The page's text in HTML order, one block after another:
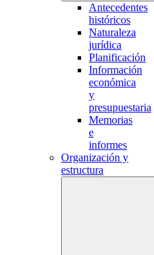
Antecedentes
históricos
Naturaleza
jurídica
Planificación
Información
económica
y
presupuestaria
Memorias
e
informes
Organización y
estructura